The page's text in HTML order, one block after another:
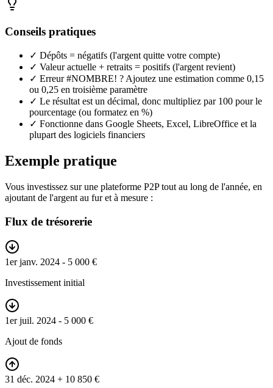
Conseils pratiques
✓ Dépôts = négatifs (l'argent quitte votre compte)
✓ Valeur actuelle + retraits = positifs (l'argent revient)
✓ Erreur #NOMBRE! ? Ajoutez une estimation comme 0,15
ou 0,25 en troisième paramètre
✓ Le résultat est un décimal, donc multipliez par 100 pour le
pourcentage (ou formatez en %)
✓ Fonctionne dans Google Sheets, Excel, LibreOffice et la
plupart des logiciels financiers
Exemple pratique
Vous investissez sur une plateforme P2P tout au long de l'année, en
ajoutant de l'argent au fur et à mesure :
Flux de trésorerie
1er janv. 2024 - 5 000 €
Investissement initial
1er juil. 2024 - 5 000 €
Ajout de fonds
31 déc. 2024 + 10 850 €